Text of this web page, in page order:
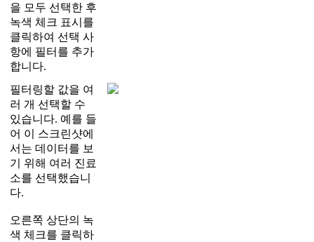
을 모 두 선 택한 후
녹색 체 크 표시 를
클릭하여 선 택 사
항에 필터 를 추가
합니 다.
필터 링할 값을 여
러 개 선 택할 수
있습니 다. 예 를 들
어 이 스크 린샷에
서 는 데 이 터 를 보
기
위해 여 러 진 료
소를 선 택했습니
다.
오른쪽 상단의 녹
색 체 크를 클릭하